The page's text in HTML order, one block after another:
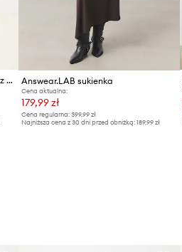
Answear.LAB sukienka bieliźniana z wiskozy Answear.LAB sukienka
Cena aktualna:
179,99 zł
Cena regularna: 399,99 zł
Najniższa cena z 30 dni przed obniżką: 189,99 zł